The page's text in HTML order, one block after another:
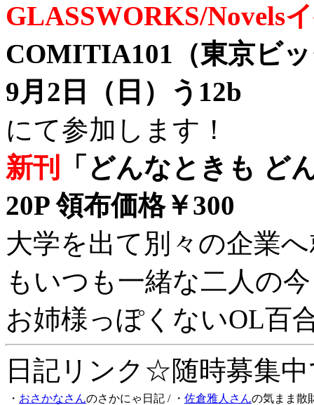
GLASSWORKS/Novels
COMITIA101（東京ビ
9月2日（日）う12b
にて参加します！
新刊
「どんなときも ど
20P 領布価格￥300
大学を出て別々の企業
もいつも一緒な二人の
お姉様っぽくないOL百
日記リンク☆随時募集
・ おさかなさんのさかにゃ日記 / ・ 佐倉雅人さんの気まま散